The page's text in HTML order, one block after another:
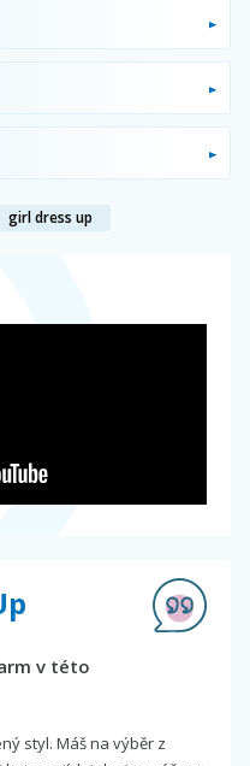
girl dress up
v této
styl. Máš na výběr z